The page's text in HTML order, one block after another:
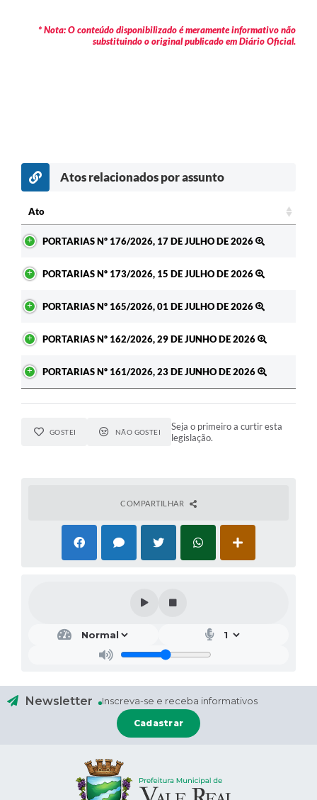
* Nota: O conteúdo disponibilizado é meramente informativo não
substituindo o original publicado em Diário Oficial.
Atos relacionados por assunto
Ato
PORTARIAS Nº 176/2026, 17 DE JULHO DE 2026
PORTARIAS Nº 173/2026, 15 DE JULHO DE 2026
PORTARIAS Nº 165/2026, 01 DE JULHO DE 2026
PORTARIAS Nº 162/2026, 29 DE JUNHO DE 2026
PORTARIAS Nº 161/2026, 23 DE JUNHO DE 2026
GOSTEI NÃO GOSTEI
Seja o primeiro a curtir esta
legislação.
COMPARTILHAR
Newsletter Inscreva-se e receba informativos
Cadastrar